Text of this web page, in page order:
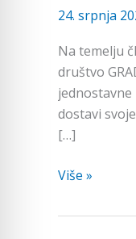
24. srpnja
Na temelju
društvo
dostavi
[…]
–
Pravilnika
o
provedbi
postupaka
jednostavne
Više »